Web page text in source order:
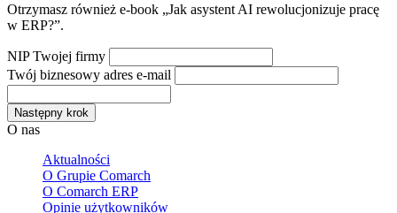
Otrzymasz również e-book „Jak asystent AI rewolucjonizuje pracę
w ERP?”.
NIP Twojej firmy
Twój biznesowy adres e-mail
Następny krok
O nas
Aktualności
O Grupie Comarch
O Comarch ERP
Opinie użytkowników